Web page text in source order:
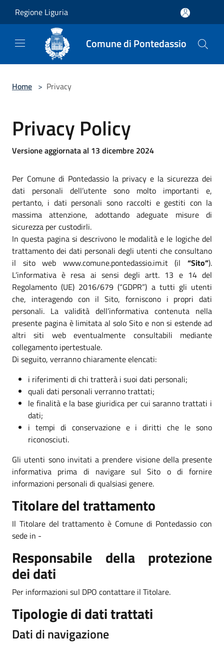
Regione Liguria
Comune di Pontedassio
Home > Privacy
Privacy Policy
Versione aggiornata al 13 dicembre 2024
Per Comune di Pontedassio la privacy e la sicurezza dei
dati personali dell’utente sono molto importanti e,
pertanto, i dati personali sono raccolti e gestiti con la
massima attenzione, adottando adeguate misure di
sicurezza per custodirli.
In questa pagina si descrivono le modalità e le logiche del
trattamento dei dati personali degli utenti che consultano
il sito web www.comune.pontedassio.im.it (il “Sito”).
L’informativa è resa ai sensi degli artt. 13 e 14 del
Regolamento (UE) 2016/679 (“GDPR”) a tutti gli utenti
che, interagendo con il Sito, forniscono i propri dati
personali. La validità dell’informativa contenuta nella
presente pagina è limitata al solo Sito e non si estende ad
altri siti web eventualmente consultabili mediante
collegamento ipertestuale.
Di seguito, verranno chiaramente elencati:
i riferimenti di chi tratterà i suoi dati personali;
quali dati personali verranno trattati;
le finalità e la base giuridica per cui saranno trattati i
dati;
i tempi di conservazione e i diritti che le sono
riconosciuti.
Gli utenti sono invitati a prendere visione della presente
informativa prima di navigare sul Sito o di fornire
informazioni personali di qualsiasi genere.
Titolare del trattamento
Il Titolare del trattamento è Comune di Pontedassio con
sede in -
Responsabile della protezione
dei dati
Per informazioni sul DPO contattare il Titolare.
Tipologie di dati trattati
Dati di navigazione